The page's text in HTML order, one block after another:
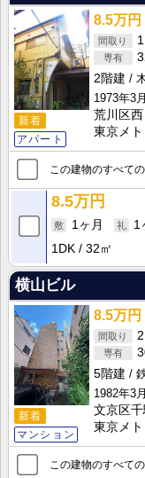
新着
アパート
8.5万円
2階建
1973年3月
荒川区西
東京メ
この建物のすべて
8.5万円
1ヶ月
1
1DK
32㎡
横山ビル
新着
マンション
8.5万円
5階建
1982年3月
文京区
東京メ
この建物のすべて